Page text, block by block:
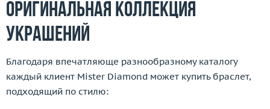
Оригинальная коллекция
украшений
Благодаря впечатляюще разнообразному каталогу
каждый клиент Mister Diamond может купить браслет,
подходящий по стилю: